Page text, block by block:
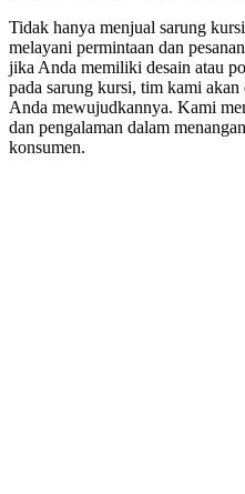
Tidak hanya menjual sarung
melayani permintaan dan
jika Anda memiliki desain atau
pada sarung kursi, tim kami akan
Anda mewujudkannya. Kami
dan pengalaman dalam
konsumen.